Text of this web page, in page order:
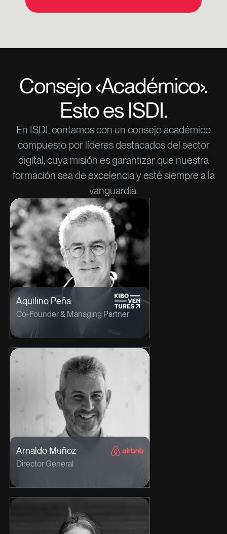
Consejo ‹Académico›.
Esto es ISDI.
En ISDI, contamos con un consejo académico
compuesto por líderes destacados del sector
digital, cuya misión es garantizar que nuestra
formación sea de excelencia y esté siempre a la
vanguardia.
Aquilino Peña
Co-Founder & Managing Partner
Arnaldo Muñoz
Director General